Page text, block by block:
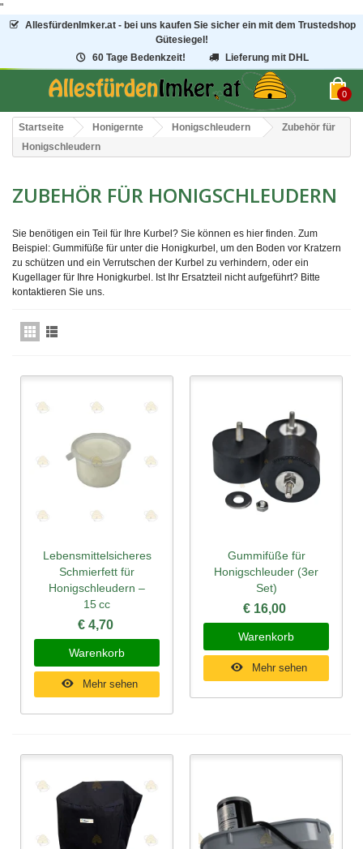
"
AllesfürdenImker.at - bei uns kaufen Sie sicher ein mit dem Trustedshop
Gütesiegel!
60 Tage Bedenkzeit!
Lieferung mit DHL
0
Startseite Honigernte Honigschleudern
Zubehör für
Honigschleudern
ZUBEHÖR FÜR HONIGSCHLEUDERN
Sie benötigen ein Teil für Ihre Kurbel? Sie können es hier finden. Zum
Beispiel: Gummifüße für unter die Honigkurbel, um den Boden vor Kratzern
zu schützen und ein Verrutschen der Kurbel zu verhindern, oder ein
Kugellager für Ihre Honigkurbel. Ist Ihr Ersatzteil nicht aufgeführt? Bitte
kontaktieren Sie uns.
Lebensmittelsicheres
Schmierfett für
Honigschleudern –
15 cc
€ 4,70
Warenkorb
Mehr sehen
Gummifüße für
Honigschleuder (3er
Set)
€ 16,00
Warenkorb
Mehr sehen